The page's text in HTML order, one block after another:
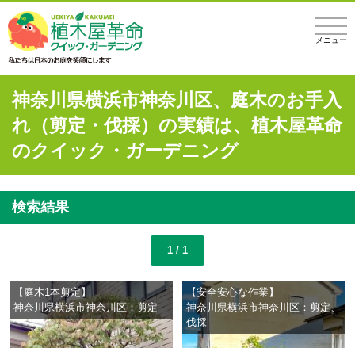
メニュー
神奈川県横浜市神奈川区、庭木のお手入
れ（剪定・伐採）の実績は、植木屋革命
のクイック・ガーデニング
検索結果
1 / 1
【庭木1本剪定】
神奈川県横浜市神奈川区：剪定
【安全安心な作業】
神奈川県横浜市神奈川区：剪定、
伐採